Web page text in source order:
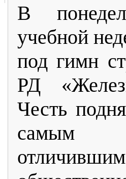
В
учебной
под гимн
РД
Честь
самым